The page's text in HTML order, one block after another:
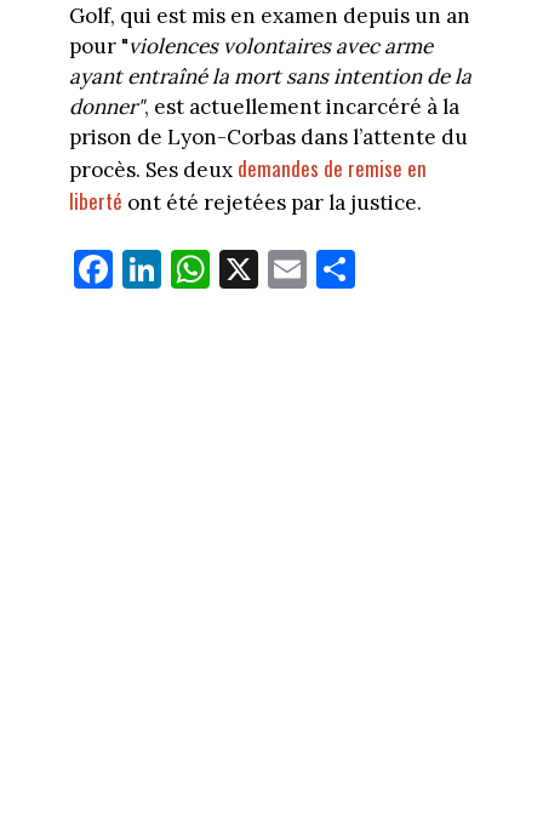
Golf, qui est mis en examen depuis un an
pour "violences volontaires avec arme
ayant entraîné la mort sans intention de la
donner", est actuellement incarcéré à la
prison de Lyon-Corbas dans l’attente du
procès. Ses deux demandes de remise en
liberté ont été rejetées par la justice.
Fa
ce
Li
nk
W
ha
X E
m
Pa
rt